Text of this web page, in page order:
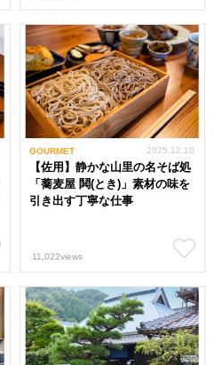
GOURMET
【佐用】静かな山里の名そば処
「蕎麦屋 鬨(とき)」素材の味を
引き出す丁寧な仕事
2025.12.10
11,022views